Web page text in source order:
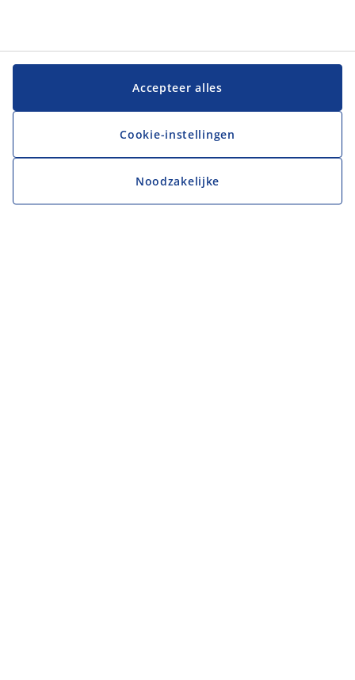
Accepteer alles
Cookie-instellingen
Noodzakelijke